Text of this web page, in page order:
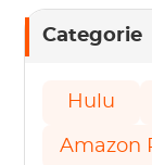
Categorie
Hulu
Amazon